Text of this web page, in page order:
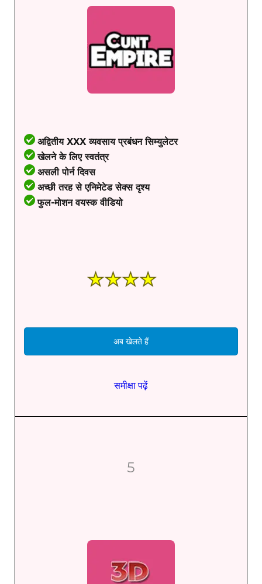
अद्वितीय XXX व्यवसाय प्रबंधन सिम्युलेटर
खेलने के लिए स्वतंत्र
असली पोर्न दिवस
अच्छी तरह से एनिमेटेड सेक्स दृश्य
फुल-मोशन वयस्क वीडियो
अब खेलते हैं
समीक्षा पढ़ें
5